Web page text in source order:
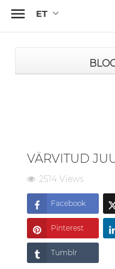

VÄRVITUD
2514 Views
Facebook
Pinterest
Tumblr